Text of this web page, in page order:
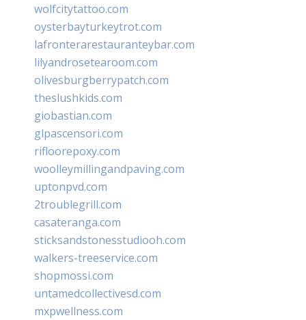
wolfcitytattoo.com
oysterbayturkeytrot.com
lafronterarestauranteybar.com
lilyandrosetearoom.com
olivesburgberrypatch.com
theslushkids.com
giobastian.com
glpascensori.com
rifloorepoxy.com
woolleymillingandpaving.com
uptonpvd.com
2troublegrill.com
casateranga.com
sticksandstonesstudiooh.com
walkers-treeservice.com
shopmossi.com
untamedcollectivesd.com
mxpwellness.com